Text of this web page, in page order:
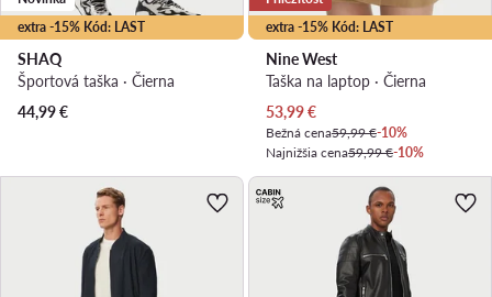
extra -15% Kód: LAST
SHAQ
Športová taška · Čierna
44,99€
extra -15% Kód: LAST
Nine West
Taška na laptop · Čierna
Aktuálna cena
53,99€
Bežná cena59,99 €-10%
Najnižšia cena59,99 €-10%